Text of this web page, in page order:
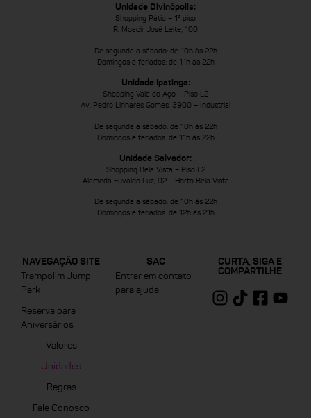
Unidade Divinópolis:
Shopping Pátio – 1º piso
R. Moacir José Leite, 100
De segunda a sábado: de 10h às 22h
Domingos e feriados: de 11h às 22h
Unidade Ipatinga:
Shopping Vale do Aço – Piso L2
Av. Pedro Linhares Gomes, 3900 – Industrial
De segunda a sábado: de 10h às 22h
Domingos e feriados: de 11h às 22h
Unidade Salvador:
Shopping Bela Vista – Piso L2
Alameda Euvaldo Luz, 92 – Horto Bela Vista
De segunda a sábado: de 10h às 22h
Domingos e feriados: de 12h às 21h
NAVEGAÇÃO SITE
Trampolim Jump
Park
Reserva para
Aniversários
Valores
Unidades
Regras
Fale Conosco
SAC
Entrar em contato
para ajuda
CURTA, SIGA E
COMPARTILHE